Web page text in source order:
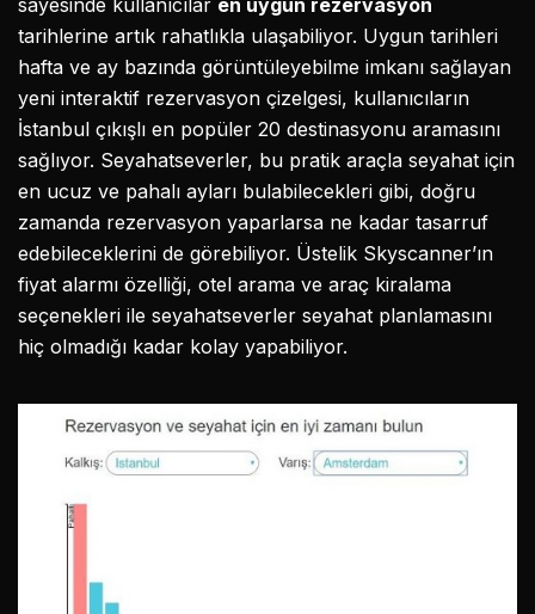
tarihlerine artık rahatlıkla ulaşabiliyor. Uygun tarihleri
hafta ve ay bazında görüntüleyebilme imkanı sağlayan
yeni interaktif rezervasyon çizelgesi, kullanıcıların
İstanbul çıkışlı en popüler 20 destinasyonu aramasını
sağlıyor. Seyahatseverler, bu pratik araçla seyahat için
en ucuz ve pahalı ayları bulabilecekleri gibi, doğru
zamanda rezervasyon yaparlarsa ne kadar tasarruf
edebileceklerini de görebiliyor. Üstelik Skyscanner’ın
fiyat alarmı özelliği, otel arama ve araç kiralama
seçenekleri ile seyahatseverler seyahat planlamasını
hiç olmadığı kadar kolay yapabiliyor.